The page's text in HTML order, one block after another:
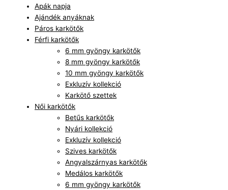
Apák napja
Ajándék anyáknak
Páros karkötők
Férfi karkötők
6 mm gyöngy karkötők
8 mm gyöngy karkötők
10 mm gyöngy karkötők
Exkluzív kollekció
Karkötő szettek
Női karkötők
Betűs karkötők
Nyári kollekció
Exkluzív kollekció
Szives karkötők
Angyalszárnyas karkötők
Medálos karkötők
6 mm gyöngy karkötők